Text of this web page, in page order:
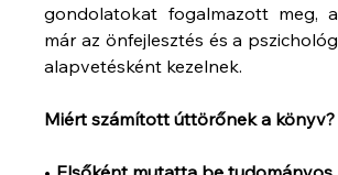
gondolatokat fogalmazott meg,
már az önfejlesztés és a
alapvetésként kezelnek.
Miért számított úttörőnek a könyv?